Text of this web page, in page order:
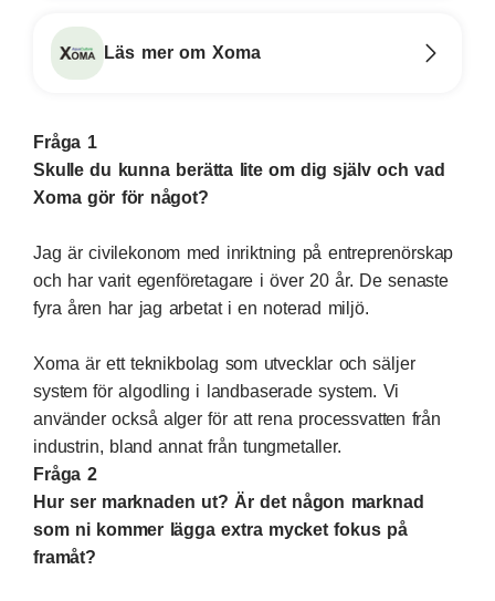
Läs mer om Xoma
Fråga 1
Skulle du kunna berätta lite om dig själv och vad
Xoma gör för något?
Jag är civilekonom med inriktning på entreprenörskap
och har varit egenföretagare i över 20 år. De senaste
fyra åren har jag arbetat i en noterad miljö.
Xoma är ett teknikbolag som utvecklar och säljer
system för algodling i landbaserade system. Vi
använder också alger för att rena processvatten från
industrin, bland annat från tungmetaller.
Fråga 2
Hur ser marknaden ut? Är det någon marknad
som ni kommer lägga extra mycket fokus på
framåt?